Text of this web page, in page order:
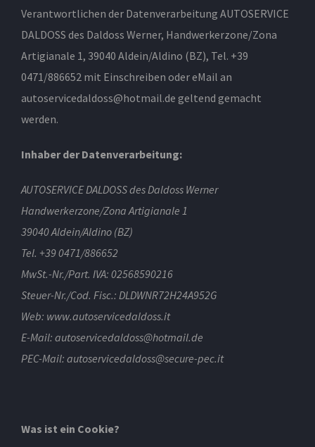
Verantwortlichen der Datenverarbeitung AUTOSERVICE
DALDOSS des Daldoss Werner, Handwerkerzone/Zona
Artigianale 1, 39040 Aldein/Aldino (BZ), Tel. +39
0471/886652 mit Einschreiben oder eMail an
autoservicedaldoss@hotmail.de geltend gemacht
werden.
Inhaber der Datenverarbeitung:
AUTOSERVICE DALDOSS des Daldoss Werner
Handwerkerzone/Zona Artigianale 1
39040 Aldein/Aldino (BZ)
Tel. +39 0471/886652
MwSt.-Nr./Part. IVA: 02568590216
Steuer-Nr./Cod. Fisc.: DLDWNR72H24A952G
Web: www.autoservicedaldoss.it
E-Mail: autoservicedaldoss@hotmail.de
PEC-Mail: autoservicedaldoss@secure-pec.it
Was ist ein Cookie?